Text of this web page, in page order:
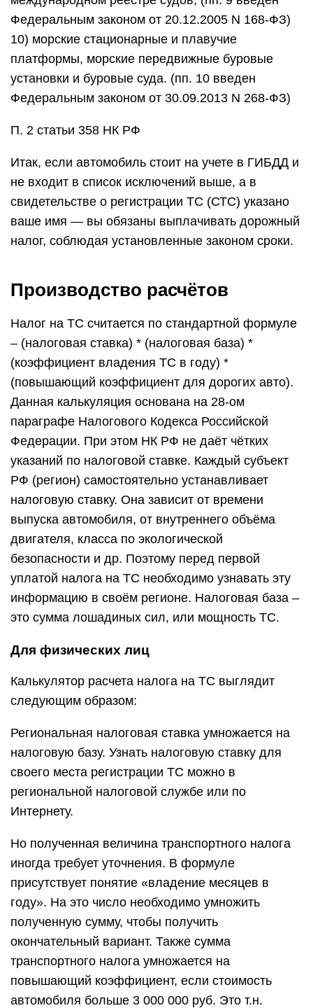
Федеральным законом от 20.12.2005 N 168-ФЗ)
10) морские стационарные и плавучие
платформы, морские передвижные буровые
установки и буровые суда. (пп. 10 введен
Федеральным законом от 30.09.2013 N 268-ФЗ)
П. 2 статьи 358 НК РФ
Итак, если автомобиль стоит на учете в ГИБДД и
не входит в список исключений выше, а в
свидетельстве о регистрации ТС (СТС) указано
ваше имя — вы обязаны выплачивать дорожный
налог, соблюдая установленные законом сроки.
Производство расчётов
Налог на ТС считается по стандартной формуле
– (налоговая ставка) * (налоговая база) *
(коэффициент владения ТС в году) *
(повышающий коэффициент для дорогих авто).
Данная калькуляция основана на 28-ом
параграфе Налогового Кодекса Российской
Федерации. При этом НК РФ не даёт чётких
указаний по налоговой ставке. Каждый субъект
РФ (регион) самостоятельно устанавливает
налоговую ставку. Она зависит от времени
выпуска автомобиля, от внутреннего объёма
двигателя, класса по экологической
безопасности и др. Поэтому перед первой
уплатой налога на ТС необходимо узнавать эту
информацию в своём регионе. Налоговая база –
это сумма лошадиных сил, или мощность ТС.
Для физических лиц
Калькулятор расчета налога на ТС выглядит
следующим образом:
Региональная налоговая ставка умножается на
налоговую базу. Узнать налоговую ставку для
своего места регистрации ТС можно в
региональной налоговой службе или по
Интернету.
Но полученная величина транспортного налога
иногда требует уточнения. В формуле
присутствует понятие «владение месяцев в
году». На это число необходимо умножить
полученную сумму, чтобы получить
окончательный вариант. Также сумма
транспортного налога умножается на
повышающий коэффициент, если стоимость
автомобиля больше 3 000 000 руб. Это т.н.